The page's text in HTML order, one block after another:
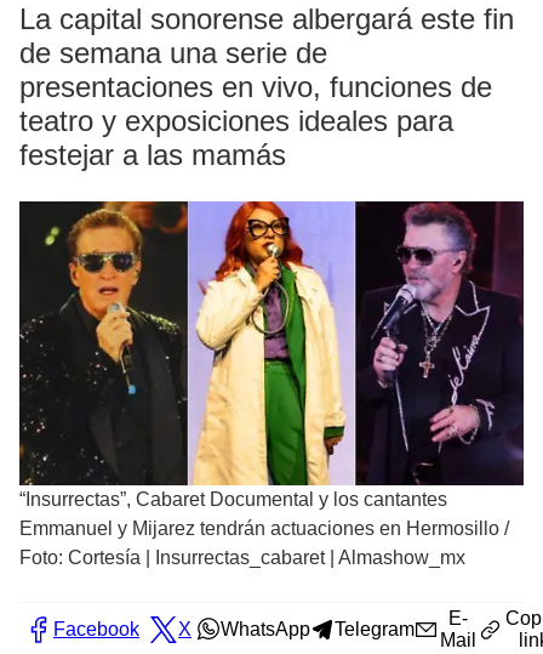
La capital sonorense albergará este fin
de semana una serie de
presentaciones en vivo, funciones de
teatro y exposiciones ideales para
festejar a las mamás
“Insurrectas”, Cabaret Documental y los cantantes
Emmanuel y Mijarez tendrán actuaciones en Hermosillo /
Foto: Cortesía | Insurrectas_cabaret | Almashow_mx
Facebook X WhatsApp Telegram
E-
Mail